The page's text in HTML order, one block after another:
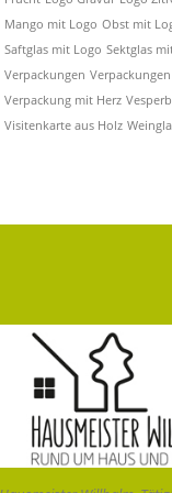
Mango mit Logo Obst mit
Saftglas mit Logo Sektglas
Verpackungen
Verpackung mit Herz
Visitenkarte aus Holz